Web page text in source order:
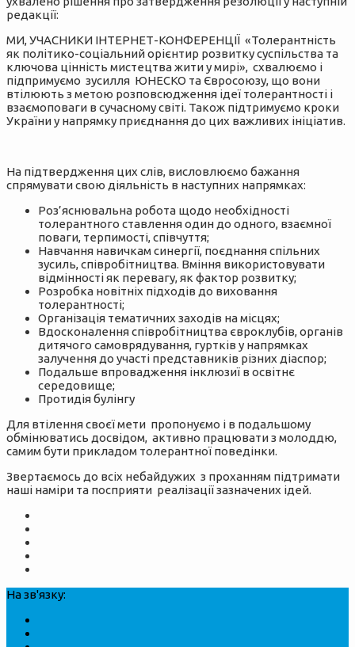
редакції:
МИ, УЧАСНИКИ ІНТЕРНЕТ-КОНФЕРЕНЦІЇ «Толерантність
як політико-соціальний орієнтир розвитку суспільства та
ключова цінність мистецтва жити у мирі», схвалюємо і
підпримуємо зусилля ЮНЕСКО та Євросоюзу, що вони
втілюють з метою розповсюдження ідеї толерантності і
взаємоповаги в сучасному світі. Також підтримуємо кроки
України у напрямку приєднання до цих важливих ініціатив.
На підтвердження цих слів, висловлюємо бажання
спрямувати свою діяльність в наступних напрямках:
Роз’яснювальна робота щодо необхідності
толерантного ставлення один до одного, взаємної
поваги, терпимості, співчуття;
Навчання навичкам синергії, поєднання спільних
зусиль, співробітництва. Вміння використовувати
відмінності як перевагу, як фактор розвитку;
Розробка новітніх підходів до виховання
толерантності;
Організація тематичних заходів на місцях;
Вдосконалення співробітництва євроклубів, органів
дитячого самоврядування, гуртків у напрямках
залучення до участі представників різних діаспор;
Подальше впровадження інклюзиї в освітнє
середовище;
Протидія булінгу
Для втілення своєї мети пропонуємо і в подальшому
обмінюватись досвідом, активно працювати з молоддю,
самим бути прикладом толерантної поведінки.
Звертаємось до всіх небайдужих з проханням підтримати
наші наміри та посприяти реалізації зазначених ідей.
На зв'язку: